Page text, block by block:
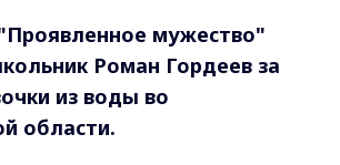
мужество"
Роман Гордеев за
из воды во
области.